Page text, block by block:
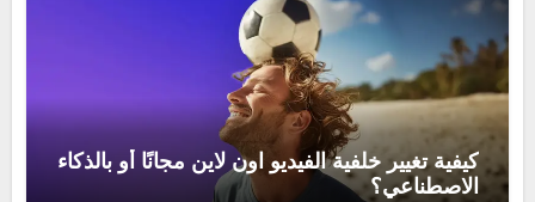
كيفية تغيير خلفية الفيديو اون لاين مجانًا أو بالذكاء
الاصطناعي؟